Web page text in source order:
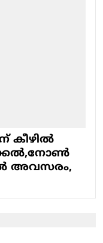
കീഴിൽ
അവസരം,